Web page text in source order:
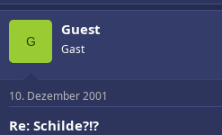
G
Guest
Gast
10. Dezember 2001
Re: Schilde?!?